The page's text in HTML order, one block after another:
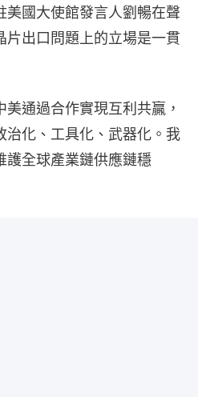
美國大使館發言人劉暢在聲
片出口問題上的立場是一貫
通過合作實現互利共贏，
治化、工具化、武器化。我
護全球產業鏈供應鏈穩